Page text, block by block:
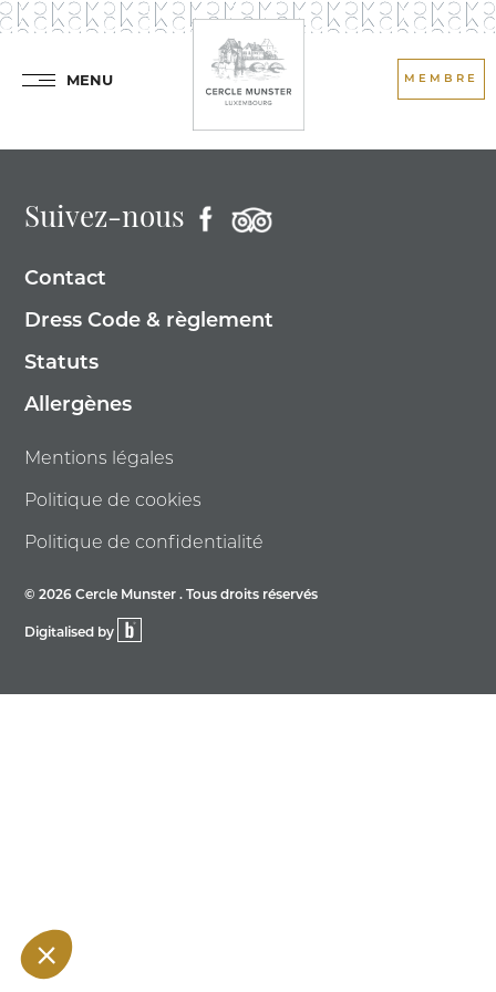
MENU MEMBRE
Suivez-nous
Contact
Dress Code & règlement
Statuts
Allergènes
Mentions légales
Politique de cookies
Politique de confidentialité
© 2026 Cercle Munster . Tous droits réservés
Digitalised by